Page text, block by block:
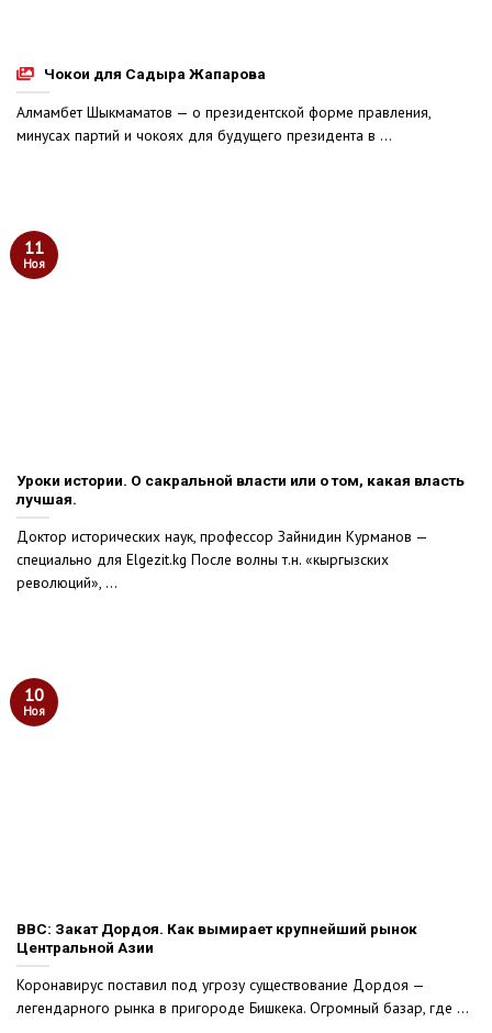
Чокои для Садыра Жапарова
Алмамбет Шыкмаматов — о президентской форме правления,
минусах партий и чокоях для будущего президента в ...
Уроки истории. О сакральной власти или о том, какая власть
лучшая.
Доктор исторических наук, профессор Зайнидин Курманов —
специально для Elgezit.kg После волны т.н. «кыргызских
революций», ...
11
Ноя
BBC: Закат Дордоя. Как вымирает крупнейший рынок
Центральной Азии
Коронавирус поставил под угрозу существование Дордоя —
легендарного рынка в пригороде Бишкека. Огромный базар, где ...
10
Ноя